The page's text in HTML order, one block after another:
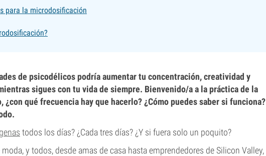
para la microdosificación
de psicodélicos podría aumentar tu concentración, creatividad y
sigues con tu vida de siempre. Bienvenido/a a la práctica de la
qué frecuencia hay que hacerlo? ¿Cómo puedes saber si funciona?
todos los días? ¿Cada tres días? ¿Y si fuera solo un poquito?
y todos, desde amas de casa hasta emprendedores de Silicon Valley,